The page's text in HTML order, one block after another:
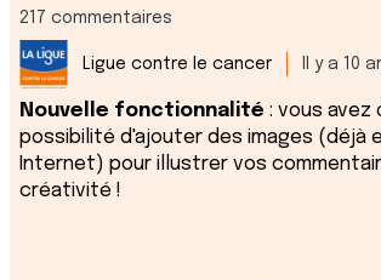
217 commentaires
Ligue contre le cancer Il y a 10
Nouvelle fonctionnalité : vous avez
possibilité d'ajouter des images (déjà
Internet) pour illustrer vos
créativité !